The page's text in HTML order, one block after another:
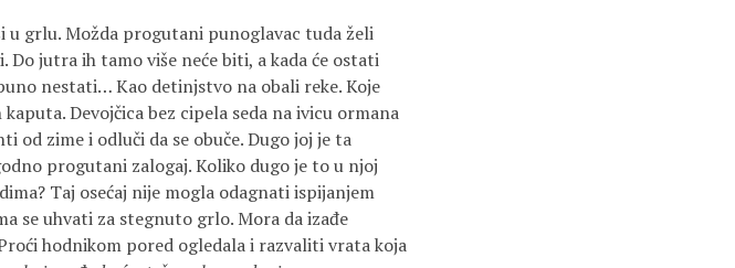
u grlu. Možda progutani punoglavac tuda želi
jutra ih tamo više neće biti, a kada će ostati
nestati… Kao detinjstvo na obali reke. Koje
Devojčica bez cipela seda na ivicu ormana
od zime i odluči da se obuče. Dugo joj je ta
progutani zalogaj. Koliko dugo je to u njoj
Taj osećaj nije mogla odagnati ispija­njem
se uhvati za stegnuto grlo. Mora da izađe
hodnikom pored ogledala i razvaliti vrata koja